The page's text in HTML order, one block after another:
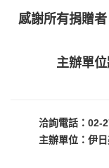
感謝所有捐贈
主辦單
洽詢電話： 02-
主辦單位： 伊